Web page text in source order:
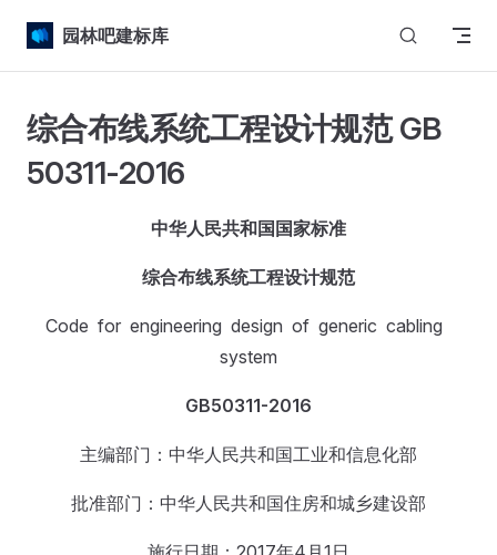
Skip to content
园林吧建标库
综合布线系统工程设计规范 GB
50311-2016
中华人民共和国国家标准
综合布线系统工程设计规范
Code for engineering design of generic cabling
system
GB50311-2016
主编部门：中华人民共和国工业和信息化部
批准部门：中华人民共和国住房和城乡建设部